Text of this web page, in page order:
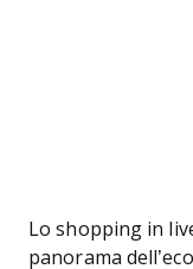
Lo shopping in
panorama